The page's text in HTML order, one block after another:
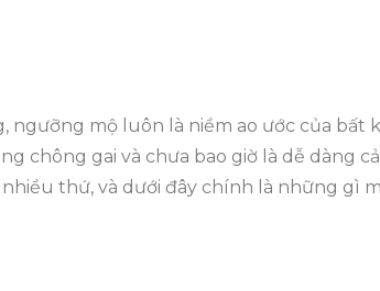
ngưỡng mộ luôn là niềm ao ước của bất
chông gai và chưa bao giờ là dễ dàng
thứ, và dưới đây chính là những gì